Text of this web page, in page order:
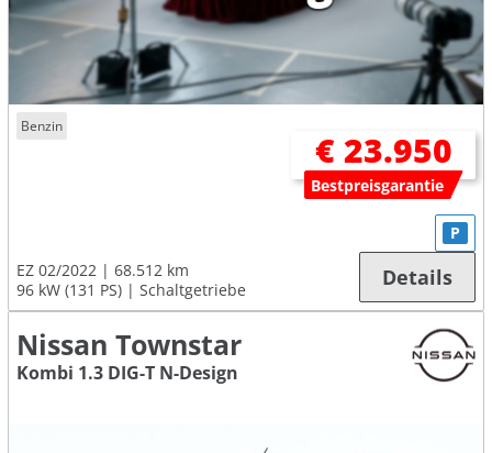
Benzin
€ 23.950
Bestpreisgarantie
EZ 02/2022
68.512 km
96 kW (131 PS)
Schaltgetriebe
P
Details
Nissan Townstar
Kombi 1.3 DIG-T N-Design